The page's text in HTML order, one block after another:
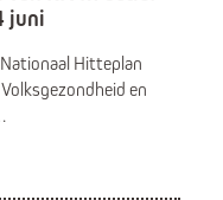
juni
Hitteplan
en